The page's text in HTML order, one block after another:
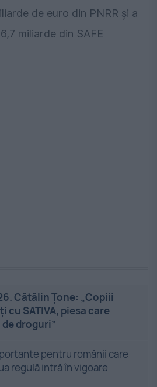
de euro din PNRR și a
miliarde din SAFE
Cătălin Țone: „Copiii
SATIVA, piesa care
droguri”
pentru românii care
regulă intră în vigoare